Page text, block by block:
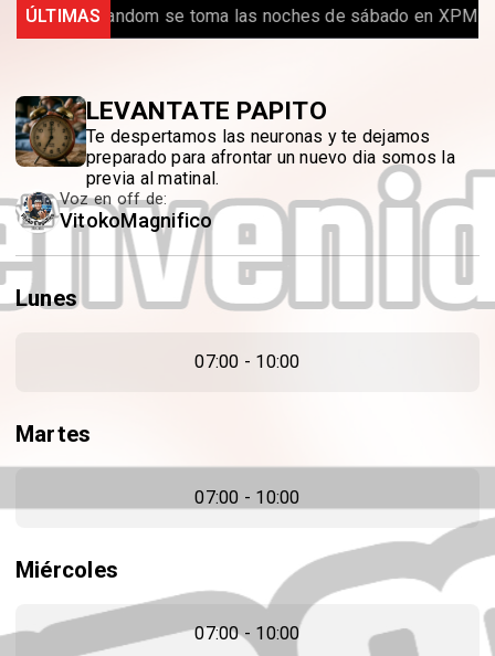
ÚLTIMAS
Royal Random se toma las noches de sábado en XPM
LEVANTATE PAPITO
Te despertamos las neuronas y te dejamos
preparado para afrontar un nuevo dia somos la
previa al matinal.
Voz en off de:
VitokoMagnifico
Lunes
07:00 - 10:00
Martes
07:00 - 10:00
Miércoles
07:00 - 10:00